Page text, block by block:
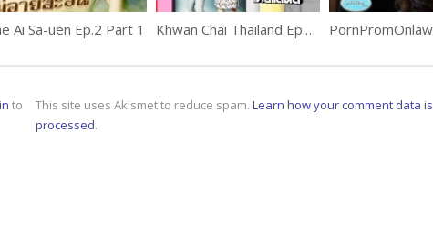
Ai Sa-uen Ep.2 Part 1 Khwan Chai Thailand Ep.9 ขวัญใจไทยแลนด์
to
This site uses Akismet to reduce spam. Learn how your comment data is
processed.